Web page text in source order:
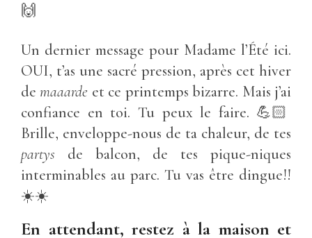
🙌
Un dernier message pour Madame l’Été ici.
OUI, t’as une sacré pression, après cet hiver
demaaarde et ce printemps bizarre. Mais j’ai
confiance en toi. Tu peux le faire. 💪🏻
Brille, enveloppe-nous de ta chaleur, de tes
partys de balcon, de tes pique-niques
interminables au parc. Tu vas être dingue!!
☀️☀️
En attendant, restez à la maison et